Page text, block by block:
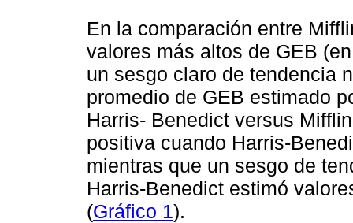
En la comparación entre
valores más altos de GEB
un sesgo claro de tendencia
promedio de GEB estimado
Harris- Benedict versus
positiva cuando Harris-
mientras que un sesgo de
Harris-Benedict estimó
(Gráfico 1).